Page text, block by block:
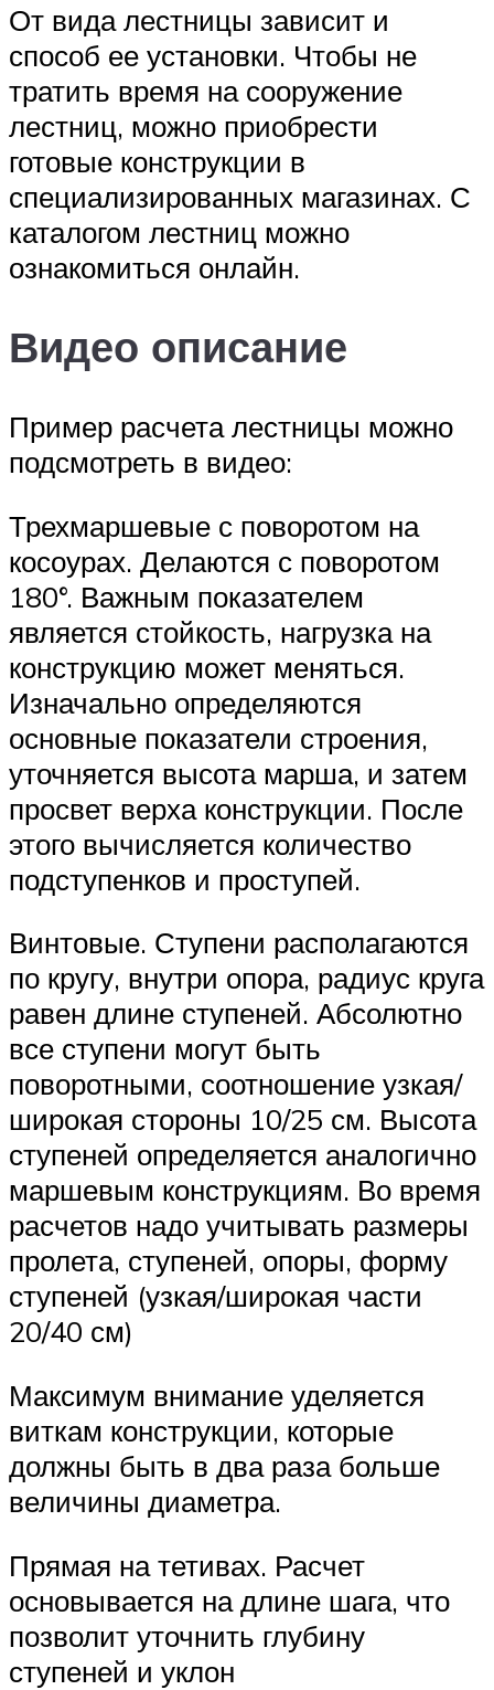
От вида лестницы зависит и
способ ее установки. Чтобы не
тратить время на сооружение
лестниц, можно приобрести
готовые конструкции в
специализированных магазинах. С
каталогом лестниц можно
ознакомиться онлайн.
Видео описание
Пример расчета лестницы можно
подсмотреть в видео:
Трехмаршевые с поворотом на
косоурах. Делаются с поворотом
180°. Важным показателем
является стойкость, нагрузка на
конструкцию может меняться.
Изначально определяются
основные показатели строения,
уточняется высота марша, и затем
просвет верха конструкции. После
этого вычисляется количество
подступенков и проступей.
Винтовые. Ступени располагаются
по кругу, внутри опора, радиус круга
равен длине ступеней. Абсолютно
все ступени могут быть
поворотными, соотношение узкая/
широкая стороны 10/25 см. Высота
ступеней определяется аналогично
маршевым конструкциям. Во время
расчетов надо учитывать размеры
пролета, ступеней, опоры, форму
ступеней (узкая/широкая части
20/40 см)
Максимум внимание уделяется
виткам конструкции, которые
должны быть в два раза больше
величины диаметра.
Прямая на тетивах. Расчет
основывается на длине шага, что
позволит уточнить глубину
ступеней и уклон